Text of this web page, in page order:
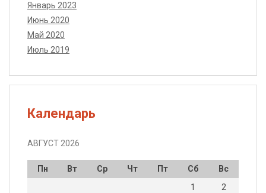
Январь 2023
Июнь 2020
Май 2020
Июль 2019
Календарь
АВГУСТ 2026
Пн Вт Ср Чт Пт Сб
Вс
1
2